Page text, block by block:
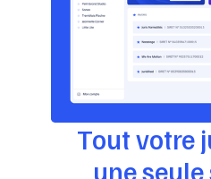
Tout votre
une